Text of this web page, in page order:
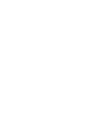
veröffentlicht wurden